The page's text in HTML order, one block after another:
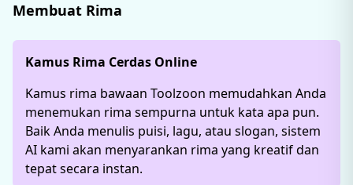
Membuat Rima
Kamus Rima Cerdas Online
Kamus rima bawaan Toolzoon memudahkan Anda
menemukan rima sempurna untuk kata apa pun.
Baik Anda menulis puisi, lagu, atau slogan, sistem
AI kami akan menyarankan rima yang kreatif dan
tepat secara instan.